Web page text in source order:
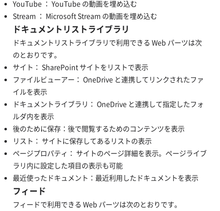
YouTube ： YouTube の動画を埋め込む
Stream ： Microsoft Stream の動画を埋め込む
ドキュメントリストライブラリ
ドキュメントリストライブラリで利用できる Web パーツは次
のとおりです。
サイト： SharePoint サイトをリストで表示
ファイルビューアー： OneDrive と連携してリンクされたファ
イルを表示
ドキュメントライブラリ： OneDrive と連携して指定したフォ
ルダ内を表示
後のために保存：後で閲覧するためのコンテンツを表示
リスト： サイトに保存してあるリストの表示
ページプロパティ： サイトのページ詳細を表示。ページライブ
ラリ内に設定した項目の表示も可能
最近使ったドキュメント：最近利用したドキュメントを表示
フィード
フィードで利用できる Web パーツは次のとおりです。